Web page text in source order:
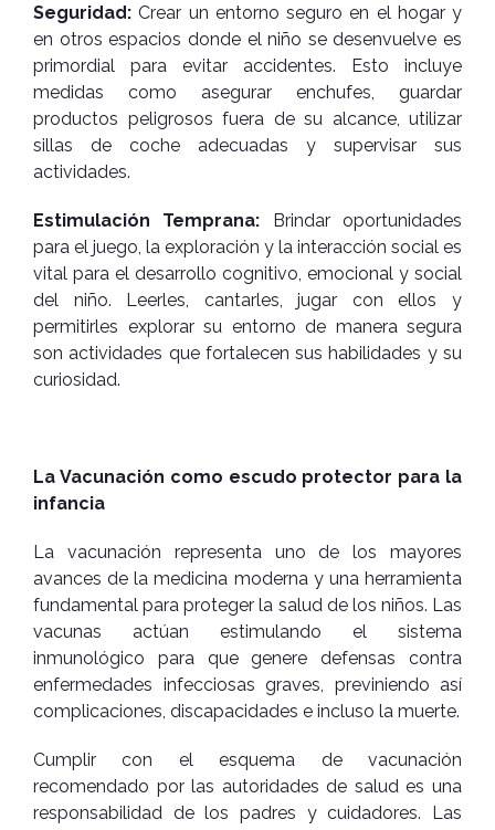
Seguridad: Crear un entorno seguro en el hogar y
en otros espacios donde el niño se desenvuelve es
primordial para evitar accidentes. Esto incluye
medidas como asegurar enchufes, guardar
productos peligrosos fuera de su alcance, utilizar
sillas de coche adecuadas y supervisar sus
actividades.
Estimulación Temprana: Brindar oportunidades
para el juego, la exploración y la interacción social es
vital para el desarrollo cognitivo, emocional y social
del niño. Leerles, cantarles, jugar con ellos y
permitirles explorar su entorno de manera segura
son actividades que fortalecen sus habilidades y su
curiosidad.
La Vacunación como escudo protector para la
infancia
La vacunación representa uno de los mayores
avances de la medicina moderna y una herramienta
fundamental para proteger la salud de los niños. Las
vacunas actúan estimulando el sistema
inmunológico para que genere defensas contra
enfermedades infecciosas graves, previniendo así
complicaciones, discapacidades e incluso la muerte.
Cumplir con el esquema de vacunación
recomendado por las autoridades de salud es una
responsabilidad de los padres y cuidadores. Las